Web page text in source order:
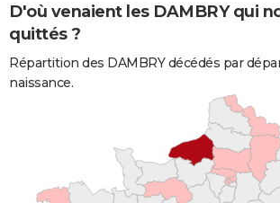
D'où venaient les DAMBRY qui
quittés ?
Répartition des DAMBRY décédés par
naissance.